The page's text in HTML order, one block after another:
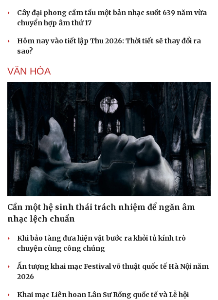
Cây đại phong cầm tấu một bản nhạc suốt 639 năm vừa
chuyển hợp âm thứ 17
Hôm nay vào tiết lập Thu 2026: Thời tiết sẽ thay đổi ra
sao?
VĂN HÓA
Cần một hệ sinh thái trách nhiệm để ngăn âm
nhạc lệch chuẩn
Khi bảo tàng đưa hiện vật bước ra khỏi tủ kính trò
chuyện cùng công chúng
Ấn tượng khai mạc Festival võ thuật quốc tế Hà Nội năm
2026
Khai mạc Liên hoan Lân Sư Rồng quốc tế và Lễ hội